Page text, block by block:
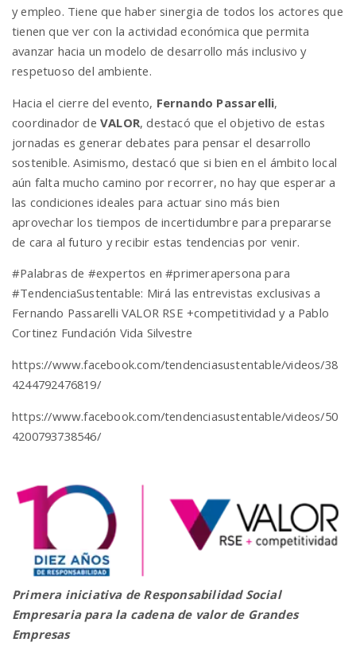
y empleo. Tiene que haber sinergia de todos los actores que
tienen que ver con la actividad económica que permita
avanzar hacia un modelo de desarrollo más inclusivo y
respetuoso del ambiente.
Hacia el cierre del evento, Fernando Passarelli,
coordinador de VALOR, destacó que el objetivo de estas
jornadas es generar debates para pensar el desarrollo
sostenible. Asimismo, destacó que si bien en el ámbito local
aún falta mucho camino por recorrer, no hay que esperar a
las condiciones ideales para actuar sino más bien
aprovechar los tiempos de incertidumbre para prepararse
de cara al futuro y recibir estas tendencias por venir.
#Palabras de #expertos en #primerapersona para
#TendenciaSustentable: Mirá las entrevistas exclusivas a
Fernando Passarelli VALOR RSE +competitividad y a Pablo
Cortinez Fundación Vida Silvestre
https://www.facebook.com/tendenciasustentable/videos/38
4244792476819/
https://www.facebook.com/tendenciasustentable/videos/50
4200793738546/
Primera iniciativa de Responsabilidad Social
Empresaria para la cadena de valor de Grandes
Empresas